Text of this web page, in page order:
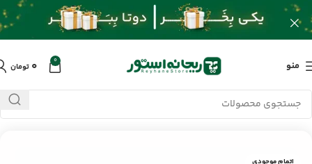
منو 0 ۰ تومان
خانه/محصولات/کابل و تبدیلات/محافظ پکیج دیواری تیراژه S7007